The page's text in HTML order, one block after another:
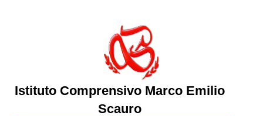
Istituto Comprensivo Marco Emilio
Scauro